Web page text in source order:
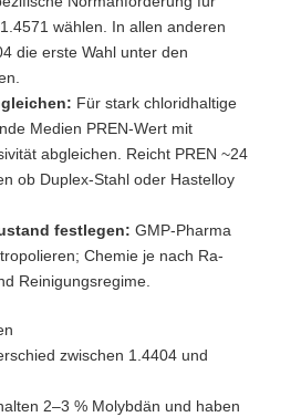
wählen. In allen anderen
die erste Wahl unter den
Für stark chloridhaltige
Medien PREN-Wert mit
abgleichen. Reicht PREN ~24
ob Duplex-Stahl oder Hastelloy
festlegen: GMP-Pharma
Chemie je nach Ra-
Reinigungsregime.
zwischen 1.4404 und
2–3 % Molybdän und haben